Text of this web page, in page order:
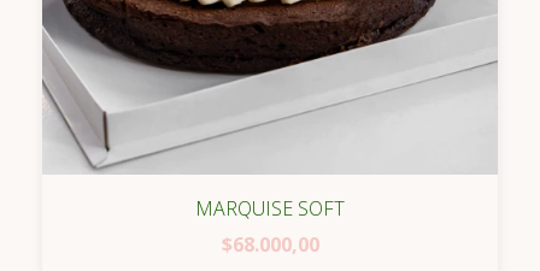
MARQUISE SOFT
$68.000,00